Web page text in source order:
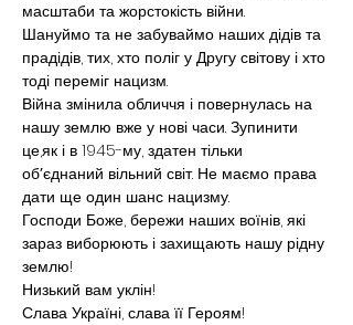
масштаби та жорстокість війни.
Шануймо та не забуваймо наших дідів та
прадідів, тих, хто поліг у Другу світову і хто
тоді переміг нацизм.
Війна змінила обличчя і повернулась на
нашу землю вже у нові часи. Зупинити
це,як і в 1945-му, здатен тільки
обʼєднаний вільний світ. Не маємо права
дати ще один шанс нацизму.
Господи Боже, бережи наших воїнів, які
зараз виборюють і захищають нашу рідну
землю!
Низький вам уклін!
Слава Україні, слава її Героям!